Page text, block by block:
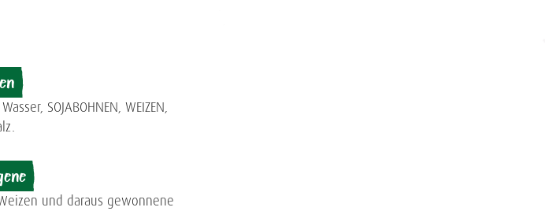
SOJABOHNEN, WEIZEN,
und daraus gewonnene